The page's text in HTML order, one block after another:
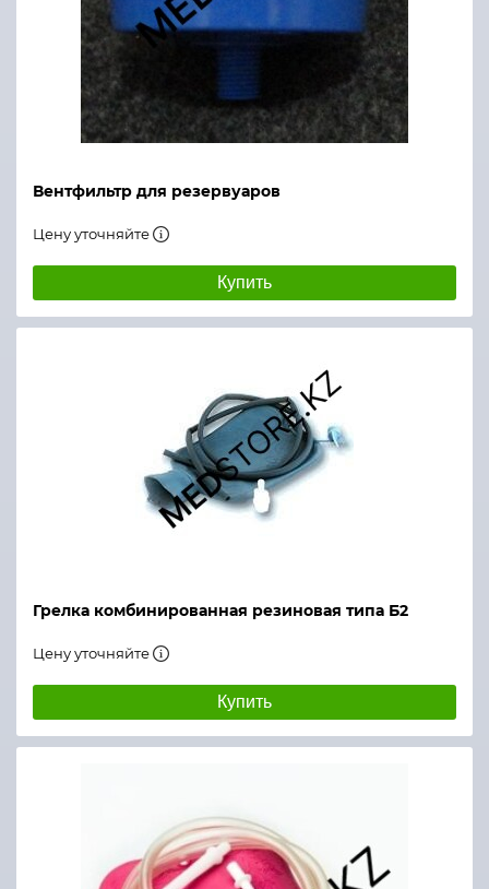
Вентфильтр для резервуаров
Цену уточняйте
Купить
Грелка комбинированная резиновая типа Б2
Цену уточняйте
Купить